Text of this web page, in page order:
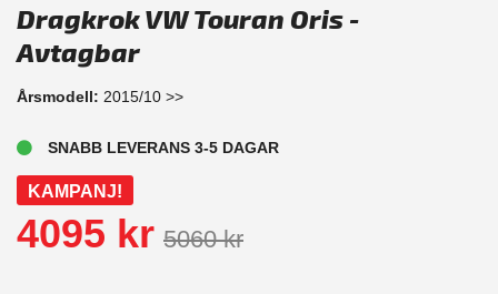
Dragkrok VW Touran Oris -
Avtagbar
Årsmodell: 2015/10 >>
SNABB LEVERANS 3-5 DAGAR
KAMPANJ!
4095 kr 5060 kr